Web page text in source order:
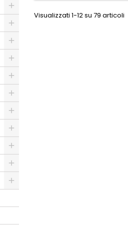
Visualizzati 1-12 su 79 articoli